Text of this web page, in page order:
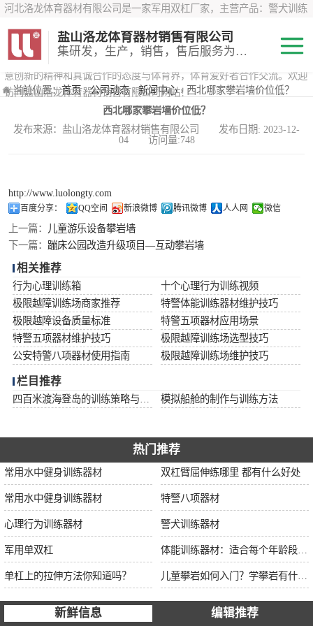
河北洛龙体育器材有限公司是一家军用双杠厂家，主营产品：警犬训练
*训练器材、400米障碍器材、军用单杠、军用双杠、军犬训练器材等训
练器材，咨询攀岩墙价格？在线咨询客服，公司以顾客至上的原则，锐
意创新的精神和真诚合作的态度与体育界，体育爱好者合作交流。欢迎
访问盐山洛龙体育器材销售有限公司网站！
盐山洛龙体育器材销售有限公司
集研发，生产，销售，售后服务为一体
当前位置：首页›公司动态›新闻中心› 西北哪家攀岩墙价位低？
西北哪家攀岩墙价位低？
发布来源：盐山洛龙体育器材销售有限公司 发布日期: 2023-12-
04 访问量:748
http://www.luolongty.com
百度分享： QQ空间 新浪微博 腾讯微博 人人网 微信
上一篇：
儿童游乐设备攀岩墙
下一篇： 蹦床公园改造升级项目—互动攀岩墙
相关推荐
行为心理训练箱
十个心理行为训练视频
极限越障训练场商家推荐
特警体能训练器材维护技巧
极限越障设备质量标准
特警五项器材应用场景
特警五项器材维护技巧
极限越障训练场选型技巧
公安特警八项器材使用指南
极限越障训练场维护技巧
栏目推荐
模拟船舱的制作与训练方法
热门推荐
常用水中健身训练器材 双杠臂屈伸练哪里 都有什么好处
常用水中健身训练器材 特警八项器材
心理行为训练器材 警犬训练器材
军用单双杠
单杠上的拉伸方法你知道吗？
新鲜信息 编辑推荐
200米障碍器材
心理行为训练器
警犬训练器材
军用单双杠
400米障碍器材